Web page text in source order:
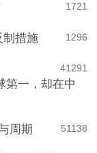
1721
1296
制措施
1291
4
第一，却在中
1138
5
周期